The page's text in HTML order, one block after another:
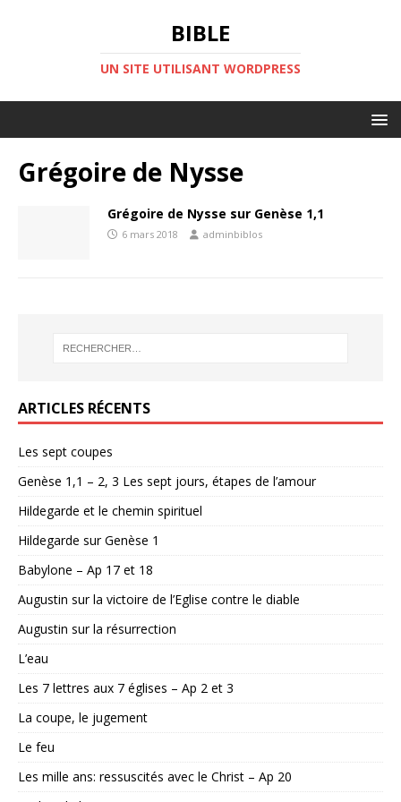
BIBLE
UN SITE UTILISANT WORDPRESS
Grégoire de Nysse
Grégoire de Nysse sur Genèse 1,1
6 mars 2018 adminbiblos
ARTICLES RÉCENTS
Les sept coupes
Genèse 1,1 – 2, 3 Les sept jours, étapes de l’amour
Hildegarde et le chemin spirituel
Hildegarde sur Genèse 1
Babylone – Ap 17 et 18
Augustin sur la victoire de l’Eglise contre le diable
Augustin sur la résurrection
L’eau
Les 7 lettres aux 7 églises – Ap 2 et 3
La coupe, le jugement
Le feu
Les mille ans: ressuscités avec le Christ – Ap 20